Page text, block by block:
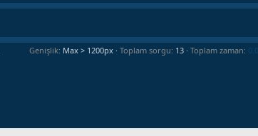
Genişlik Toplam sorgu 13 Toplam zaman